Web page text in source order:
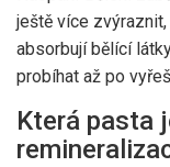
ještě více
absorbují bělící
probíhat až po
Která pasta